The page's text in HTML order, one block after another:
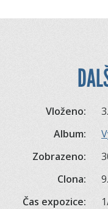
Vloženo:
Album:
Zobrazeno:
Clona:
Čas expozice: